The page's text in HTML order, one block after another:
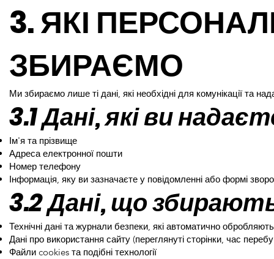
3. ЯКІ
ЗБИРАЄМО
Ми збираємо лише ті дані, які необхідні для комунікації та
3.1 Дані, які ви
Ім'я та прізвище
Адреса електронної пошти
Номер телефону
Інформація, яку ви зазначаєте у повідомленні або формі
3.2 Дані, що
Технічні дані та журнали безпеки, які автоматично
Дані про використання сайту (переглянуті сторінки, час
Файли cookies та подібні технології